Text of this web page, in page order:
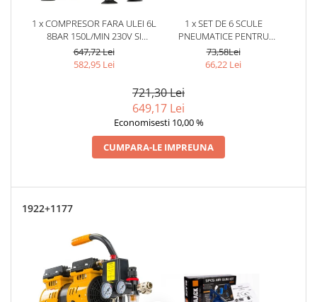
1 x COMPRESOR FARA ULEI 6L
8BAR 150L/MIN 230V SI
SEPARATOR REGULATOR
PRESIUNE SILENTIOS 59DB
647,72 Lei
582,95 Lei
1 x SET DE 6 SCULE
PNEUMATICE PENTRU
COMPRESOR
73,58Lei
66,22 Lei
721,30 Lei
649,17 Lei
Economisesti 10,00 %
CUMPARA-LE IMPREUNA
1922+1177